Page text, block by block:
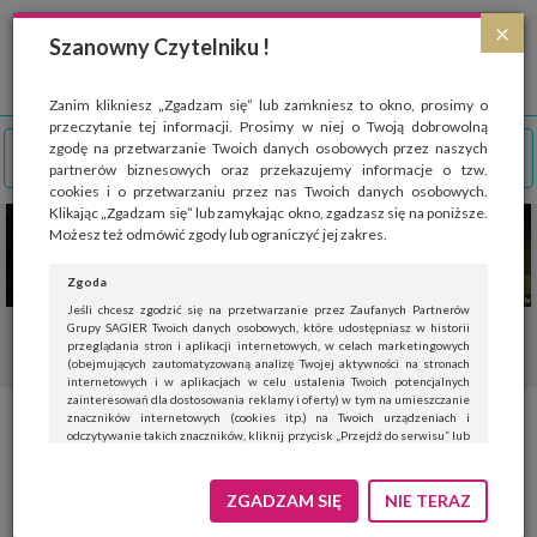
×
Szanowny Czytelniku !
Zanim klikniesz „Zgadzam się” lub zamkniesz to okno, prosimy o
przeczytanie tej informacji. Prosimy w niej o Twoją dobrowolną
zgodę na przetwarzanie Twoich danych osobowych przez naszych
partnerów biznesowych oraz przekazujemy informacje o tzw.
cookies i o przetwarzaniu przez nas Twoich danych osobowych.
Klikając „Zgadzam się” lub zamykając okno, zgadzasz się na poniższe.
Możesz też odmówić zgody lub ograniczyć jej zakres.
Zgoda
Jeśli chcesz zgodzić się na przetwarzanie przez Zaufanych Partnerów
Grupy SAGIER Twoich danych osobowych, które udostępniasz w historii
przeglądania stron i aplikacji internetowych, w celach marketingowych
(obejmujących zautomatyzowaną analizę Twojej aktywności na stronach
internetowych i w aplikacjach w celu ustalenia Twoich potencjalnych
zainteresowań dla dostosowania reklamy i oferty) w tym na umieszczanie
znaczników internetowych (cookies itp.) na Twoich urządzeniach i
odczytywanie takich znaczników, kliknij przycisk „Przejdź do serwisu” lub
Jeśli nie chcesz wyrazić zgody, kliknij „Nie teraz”.
Wyrażenie zgody jest dobrowolne. Możesz edytować zakres zgody, w tym
ZGADZAM SIĘ NIE TERAZ
Strona wykorzystuje pliki cookies, które służą głównie do celów statystycznych.
Wyrażając zgodę na używanie 'cookies', zezwalasz na zapisanie ich w pamięci
przeglądarki. Przejdź do
polityki cookies